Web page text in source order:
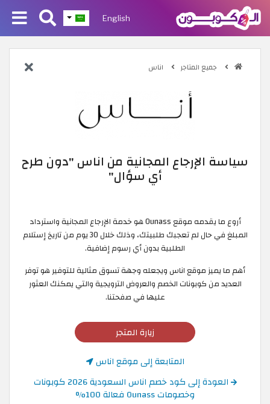
English
جميع المتاجر اناس
سياسة الإرجاع المجانية من اناس "دون طرح
أي سؤال"
أروع ما يقدمه موقع Ounass هو خدمة الإرجاع المجانية واسترداد
المبلغ في حال لم تعجبك طلبيتك، وذلك خلال 30 يوم من تاريخ إستلام
الطلبية بدون أي رسوم إضافية.
أهم ما يميز موقع اناس ويجعله وجهة تسوق مثالية للتوفير هو توفر
العديد من كوبونات الخصم والعروض الترويجية والتي يمكنك العثور
عليها في صفحتنا.
زيارة المتجر
المتابعة إلى موقع اناس
العودة إلى كود خصم اناس السعودية 2026 كوبونات
وخصومات Ounass فعالة 100%